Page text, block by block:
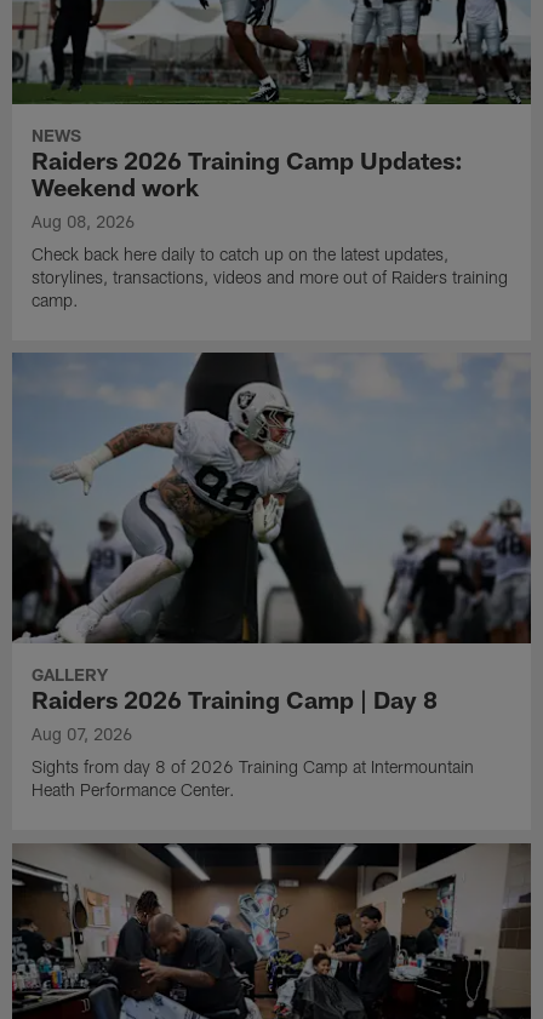
NEWS
Raiders 2026 Training Camp Updates:
Weekend work
Aug 08, 2026
Check back here daily to catch up on the latest updates,
storylines, transactions, videos and more out of Raiders training
camp.
GALLERY
Raiders 2026 Training Camp | Day 8
Aug 07, 2026
Sights from day 8 of 2026 Training Camp at Intermountain
Heath Performance Center.